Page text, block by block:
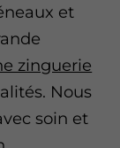
et
zinguerie
Nous
soin et